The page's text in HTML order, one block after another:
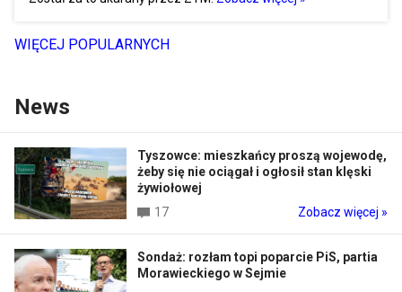
WIĘCEJ POPULARNYCH
News
Tyszowce: mieszkańcy proszą wojewodę,
żeby się nie ociągał i ogłosił stan klęski
żywiołowej
17
Zobacz więcej »
Sondaż: rozłam topi poparcie PiS, partia
Morawieckiego w Sejmie